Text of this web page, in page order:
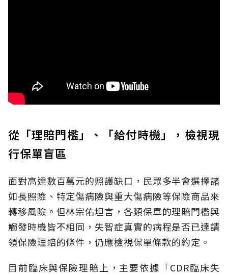
從「理賠門檻」、「給付時機」，檢視現
行保單盲區
面對高達數百萬元的照護缺口，民眾多半會選擇諸
如長照險、特定傷病險與重大傷病險等保險商品來
轉移風險。但林宗佑坦言，各類保單的理賠門檻與
觸發時機皆不相同，失智症真實的病程是否已達請
領保險理賠的條件，仍應檢視保單條款的約定。
目前臨床與保險理賠上，主要依據「CDR臨床失